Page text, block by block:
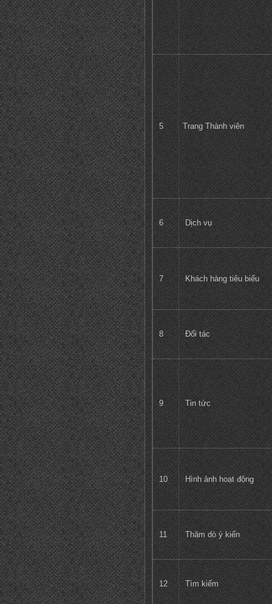
5 Trang Thành viên
6 Dịch vụ
7 Khách hàng tiêu biểu
8 Đối tác
9 Tin tức
10 Hình ảnh hoạt động
11 Thăm dò ý kiến
12 Tìm kiếm